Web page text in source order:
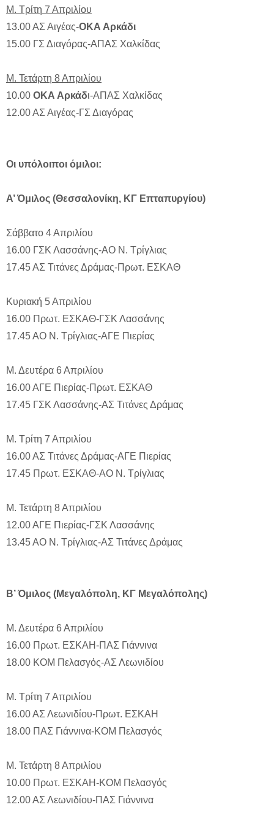
Μ. Τρίτη 7 Απριλίου
13.00 ΑΣ Αιγέας-ΟΚΑ Αρκάδι
15.00 ΓΣ Διαγόρας-ΑΠΑΣ Χαλκίδας
Μ. Τετάρτη 8 Απριλίου
10.00 ΟΚΑ Αρκάδι-ΑΠΑΣ Χαλκίδας
12.00 ΑΣ Αιγέας-ΓΣ Διαγόρας
Οι υπόλοιποι όμιλοι:
Α’ Όμιλος (Θεσσαλονίκη, ΚΓ Επταπυργίου)
Σάββατο 4 Απριλίου
16.00 ΓΣΚ Λασσάνης-ΑΟ Ν. Τρίγλιας
17.45 ΑΣ Τιτάνες Δράμας-Πρωτ. ΕΣΚΑΘ
Κυριακή 5 Απριλίου
16.00 Πρωτ. ΕΣΚΑΘ-ΓΣΚ Λασσάνης
17.45 ΑΟ Ν. Τρίγλιας-ΑΓΕ Πιερίας
Μ. Δευτέρα 6 Απριλίου
16.00 ΑΓΕ Πιερίας-Πρωτ. ΕΣΚΑΘ
17.45 ΓΣΚ Λασσάνης-ΑΣ Τιτάνες Δράμας
Μ. Τρίτη 7 Απριλίου
16.00 ΑΣ Τιτάνες Δράμας-ΑΓΕ Πιερίας
17.45 Πρωτ. ΕΣΚΑΘ-ΑΟ Ν. Τρίγλιας
Μ. Τετάρτη 8 Απριλίου
12.00 ΑΓΕ Πιερίας-ΓΣΚ Λασσάνης
13.45 ΑΟ Ν. Τρίγλιας-ΑΣ Τιτάνες Δράμας
Β’ Όμιλος (Μεγαλόπολη, ΚΓ Μεγαλόπολης)
Μ. Δευτέρα 6 Απριλίου
16.00 Πρωτ. ΕΣΚΑΗ-ΠΑΣ Γιάννινα
18.00 ΚΟΜ Πελασγός-ΑΣ Λεωνιδίου
Μ. Τρίτη 7 Απριλίου
16.00 ΑΣ Λεωνιδίου-Πρωτ. ΕΣΚΑΗ
18.00 ΠΑΣ Γιάννινα-ΚΟΜ Πελασγός
Μ. Τετάρτη 8 Απριλίου
10.00 Πρωτ. ΕΣΚΑΗ-ΚΟΜ Πελασγός
12.00 ΑΣ Λεωνιδίου-ΠΑΣ Γιάννινα